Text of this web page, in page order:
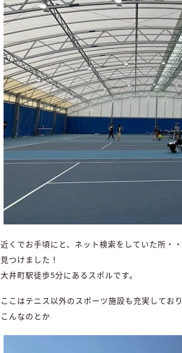
近くでお手頃にと、ネット検索をしていた所・・
見つけました！
大井町駅徒歩5分にあるスポルです。
ここはテニス以外のスポーツ施設も充実しており
こんなのとか